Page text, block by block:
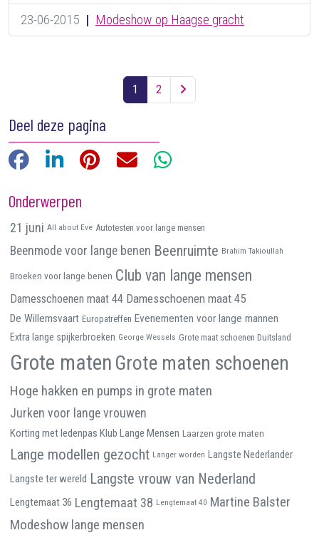
23-06-2015 | Modeshow op Haagse gracht
Berichten navigatie 1 2
Deel deze pagina
FacebookLinkedIn Pinterest E-mailWhatsApp
Onderwerpen
21 juni All about Eve Autotesten voor lange mensen
Beenmode voor lange benen Beenruimte Brahim Takioullah
Broeken voor lange benen Club van lange mensen
Damesschoenen maat 44 Damesschoenen maat 45
De Willemsvaart Europatreffen Evenementen voor lange mannen
Extra lange spijkerbroeken George Wessels Grote maat schoenen Duitsland
Grote maten Grote maten schoenen
Hoge hakken en pumps in grote maten
Jurken voor lange vrouwen
Korting met ledenpas Klub Lange Mensen Laarzen grote maten
Lange modellen gezocht Langer worden Langste Nederlander
Langste ter wereld Langste vrouw van Nederland
Lengtemaat 36 Lengtemaat 38 Lengtemaat 40 Martine Balster
Modeshow lange mensen